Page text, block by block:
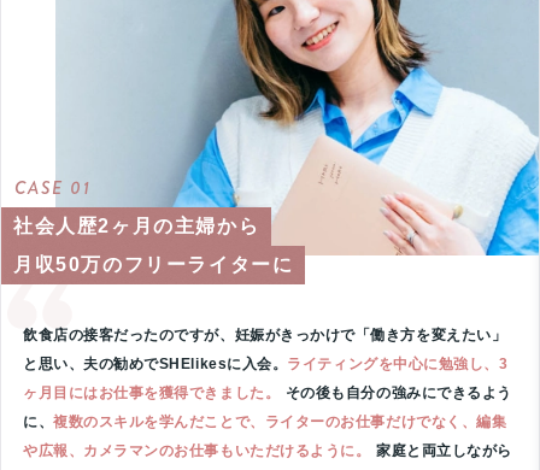
CASE 01
社会人歴2ヶ月の主婦から
月収50万のフリーライターに
飲食店の接客だったのですが、妊娠がきっかけで「働き方を変えたい」
と思い、夫の勧めでSHElikesに入会。 ライティングを中心に勉強し、3
ヶ月目にはお仕事を獲得できました。
その後も自分の強みにできるよう
に、複数のスキルを学んだことで、ライターのお仕事だけでなく、編集
や広報、カメラマンのお仕事もいただけるように。
家庭と両立しながら